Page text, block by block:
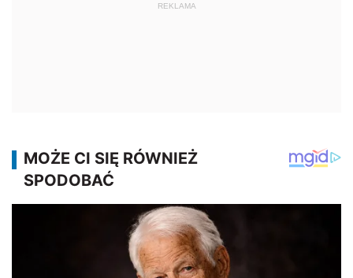
REKLAMA